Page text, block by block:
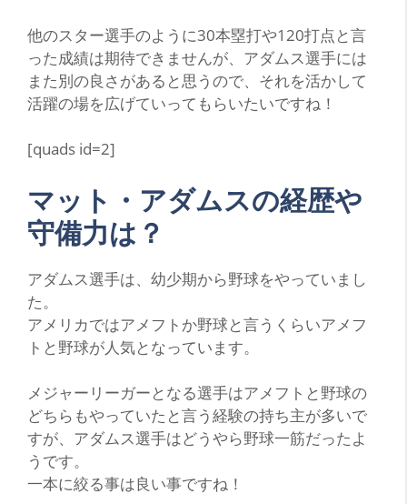
他のスター選手のように30本塁打や120打点と言
った成績は期待できませんが、アダムス選手には
また別の良さがあると思うので、それを活かして
活躍の場を広げていってもらいたいですね！
[quads id=2]
マット・アダムスの経歴や
守備力は？
アダムス選手は、幼少期から野球をやっていまし
た。
アメリカではアメフトか野球と言うくらいアメフ
トと野球が人気となっています。
メジャーリーガーとなる選手はアメフトと野球の
どちらもやっていたと言う経験の持ち主が多いで
すが、アダムス選手はどうやら野球一筋だったよ
うです。
一本に絞る事は良い事ですね！